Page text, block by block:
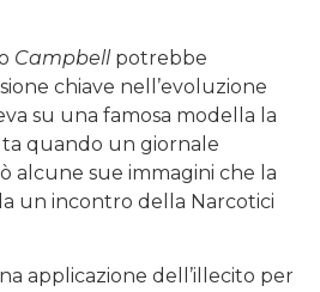
Campbell potrebbe
chiave nell’evoluzione
su una famosa modella la
quando un giornale
alcune sue immagini che la
un incontro della Narcotici
applicazione dell’illecito per